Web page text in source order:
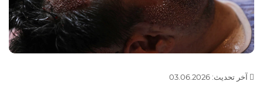
آخر تحديث: 03.06.2026